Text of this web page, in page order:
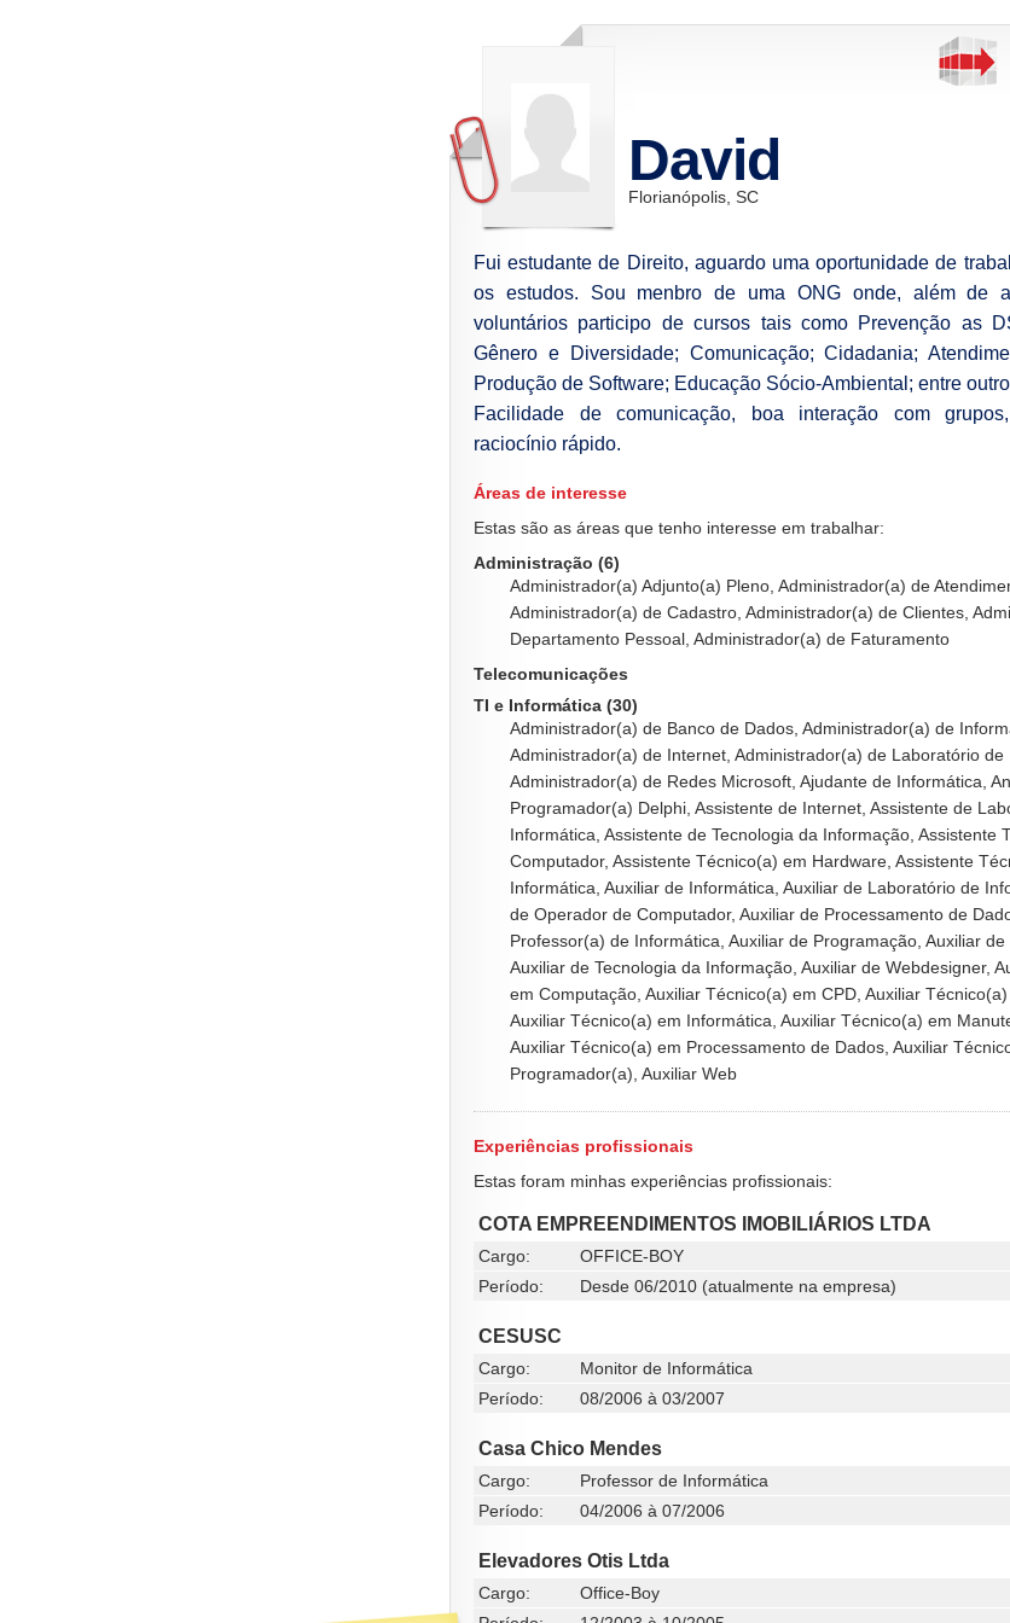
David
Florianópolis, SC
Fui estudante de Direito, aguardo uma oportunidade de
os estudos. Sou menbro de uma ONG onde, além de
voluntários participo de cursos tais como Prevenção as
Gênero e Diversidade; Comunicação; Cidadania;
Produção de Software; Educação Sócio-Ambiental; entre
Facilidade de comunicação, boa interação com
raciocínio rápido.
Áreas de interesse
Estas são as áreas que tenho interesse em trabalhar:
Administração (6)
Administrador(a) Adjunto(a) Pleno, Administrador(a) de
Administrador(a) de Cadastro, Administrador(a) de Clientes,
Departamento Pessoal, Administrador(a) de Faturamento
Telecomunicações
TI e Informática (30)
Administrador(a) de Banco de Dados, Administrador(a) de
Administrador(a) de Internet, Administrador(a) de Laboratório de
Administrador(a) de Redes Microsoft, Ajudante de Informática,
Programador(a) Delphi, Assistente de Internet, Assistente de
Informática, Assistente de Tecnologia da Informação, Assistente
Computador, Assistente Técnico(a) em Hardware, Assistente
Informática, Auxiliar de Informática, Auxiliar de Laboratório de
de Operador de Computador, Auxiliar de Processamento de
Professor(a) de Informática, Auxiliar de Programação, Auxiliar de
Auxiliar de Tecnologia da Informação, Auxiliar de Webdesigner,
em Computação, Auxiliar Técnico(a) em CPD, Auxiliar
Auxiliar Técnico(a) em Informática, Auxiliar Técnico(a) em
Auxiliar Técnico(a) em Processamento de Dados, Auxiliar
Programador(a), Auxiliar Web
Experiências profissionais
Estas foram minhas experiências profissionais:
COTA EMPREENDIMENTOS IMOBILIÁRIOS LTDA
Cargo:
OFFICE-BOY
Período:
Desde 06/2010 (atualmente na empresa)
CESUSC
Cargo:
Monitor de Informática
Período:
08/2006 à 03/2007
Casa Chico Mendes
Cargo:
Professor de Informática
Período:
04/2006 à 07/2006
Elevadores Otis Ltda
Cargo:
Office-Boy